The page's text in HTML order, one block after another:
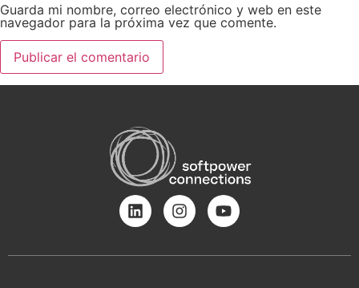
Guarda mi nombre, correo electrónico y web en este
navegador para la próxima vez que comente.